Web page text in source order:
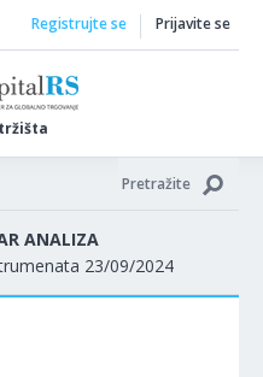
Registrujte se Prijavite se
Pretražite
ANALIZA
23/09/2024